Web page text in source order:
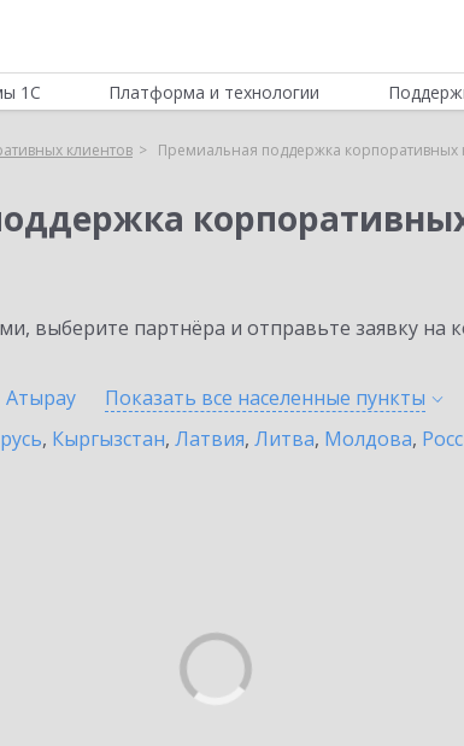
1С Платформа и технологии
клиентов Премиальная поддержка корпоративных
выберите партнёра и отправьте заявку на
Атырау Показать все населенные пункты
, Кыргызстан, Латвия, Литва, Молдова,